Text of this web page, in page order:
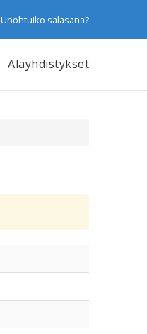
Unohtuiko salasana?
Alayhdistykset